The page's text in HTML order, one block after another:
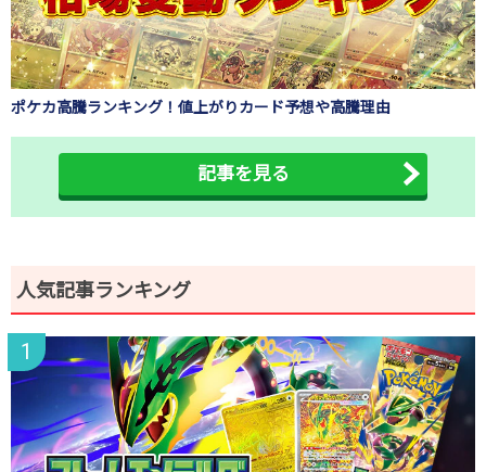
ポケカ高騰ランキング！値上がりカード予想や高騰理由
記事を見る
人気記事ランキング